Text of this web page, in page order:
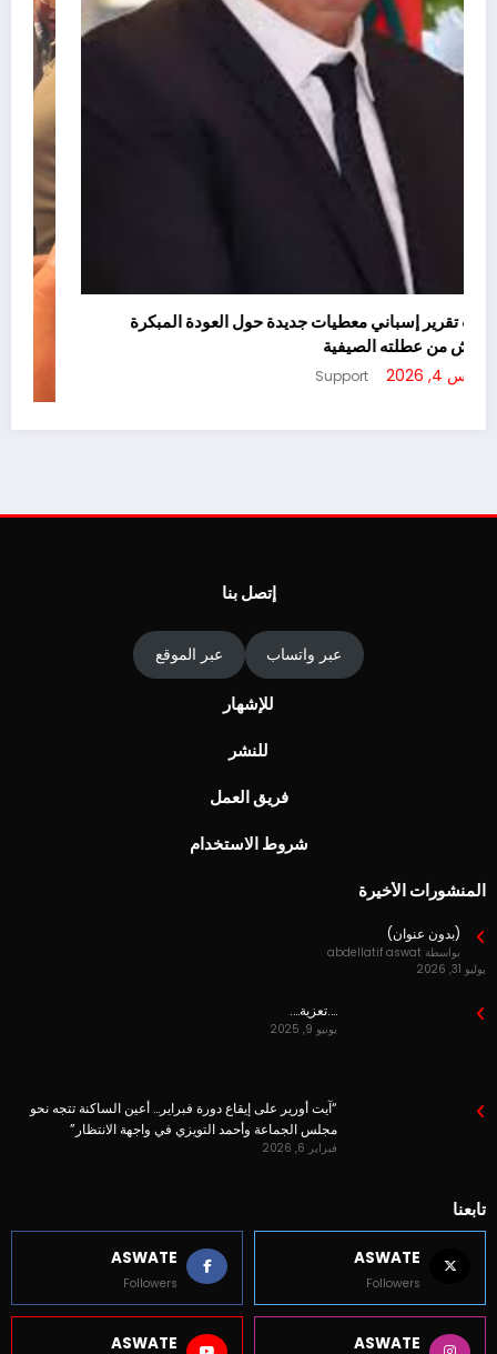
يسرّب تقرير إسباني معطيات جديدة حول العودة المبكرة
لأخنوش من عطلته الصيفية
أغسطس 4, 2026 Support
إتصل بنا
عبر واتساب عبر الموقع
للإشهار
للنشر
فريق العمل
شروط الاستخدام
المنشورات الأخيرة
(بدون عنوان)
بواسطة abdellatif aswat
يوليو 31, 2026
….تعزية….
يونيو 9, 2025
“آيت أورير على إيقاع دورة فبراير… أعين الساكنة تتجه نحو
مجلس الجماعة وأحمد التويزي في واجهة الانتظار”
فبراير 6, 2026
تابعنا
ASWATE
Followers
ASWATE
Followers
ASWATE
ASWATE